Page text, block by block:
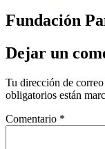
Fundación
Dejar un
Tu dirección de
obligatorios están
Comentario *